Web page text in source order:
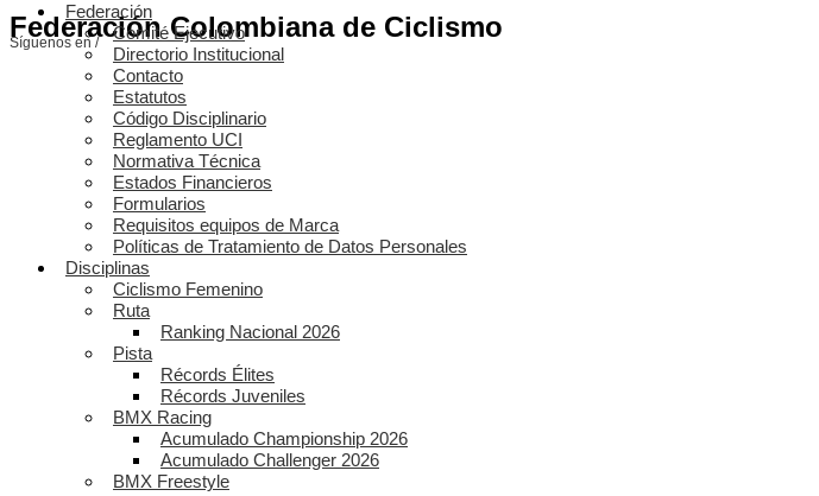
Federación Colombiana de Ciclismo
Síguenos en /
Federación
Comité Ejecutivo
Directorio Institucional
Contacto
Estatutos
Código Disciplinario
Reglamento UCI
Normativa Técnica
Estados Financieros
Formularios
Requisitos equipos de Marca
Políticas de Tratamiento de Datos Personales
Disciplinas
Ciclismo Femenino
Ruta
Ranking Nacional 2026
Pista
Récords Élites
Récords Juveniles
BMX Racing
Acumulado Championship 2026
Acumulado Challenger 2026
BMX Freestyle